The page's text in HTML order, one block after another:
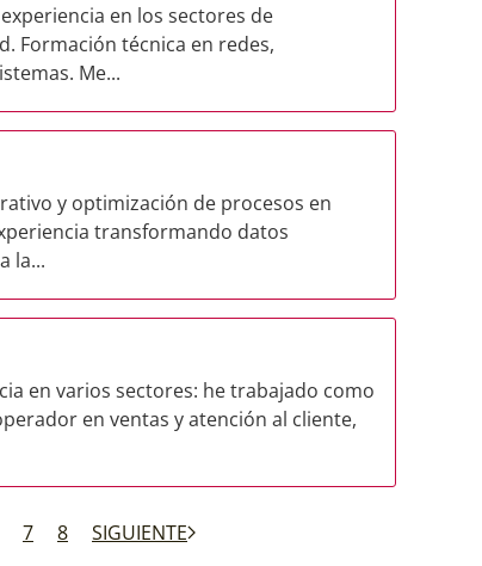
en los sectores de
Formación técnica en redes,
Me...
y optimización de procesos en
transformando datos
la...
en varios sectores: he trabajado como
en ventas y atención al cliente,
7 8 SIGUIENTE